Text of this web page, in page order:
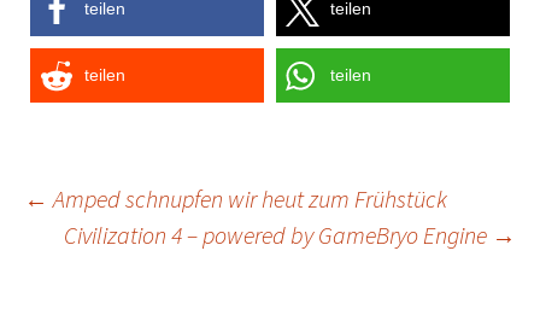
teilen teilen
teilen teilen
Post
← Amped schnupfen wir heut zum Frühstück
Civilization 4 – powered by GameBryo Engine →